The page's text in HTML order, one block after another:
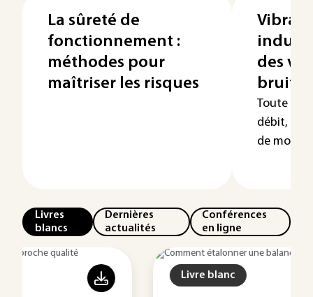
La sûreté de
fonctionnement :
méthodes pour
maîtriser les risques
des
bruit
Toute
débit, de
de
Livres
blancs
Dernières
actualités
Conférences
en ligne
Livre blanc